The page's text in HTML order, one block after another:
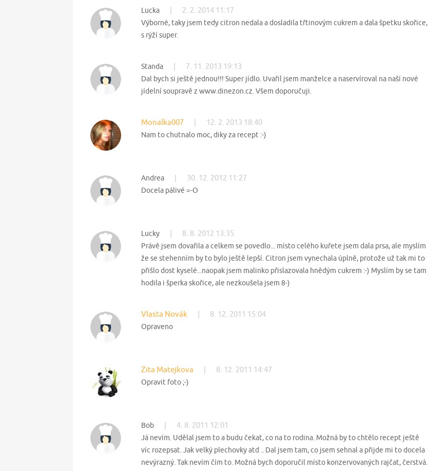
Lucka 2. 2. 2014 11:17
Výborné, taky jsem tedy citron nedala a dosladila třtinovým cukrem a dala špetku skořice,
s rýží super.
Standa 7. 11. 2013 19:13
Dal bych si ještě jednou!!! Super jídlo. Uvařil jsem manželce a naservíroval na naší nové
jídelní soupravě z www.dinezon.cz. Všem doporučuji.
Monalka007 12. 2. 2013 18:40
Nam to chutnalo moc, diky za recept :-)
Andrea 30. 12. 2012 11:27
Docela pálivé =-O
Lucky 8. 8. 2012 13:35
Právě jsem dovařila a celkem se povedlo... místo celého kuřete jsem dala prsa, ale myslím
že se stehenním by to bylo ještě lepší. Citron jsem vynechala úplně, protože už tak mi to
přišlo dost kyselé...naopak jsem malinko přislazovala hnědým cukrem :-) Myslím by se tam
hodila i šperka skořice, ale nezkoušela jsem 8-)
Vlasta Novák 8. 12. 2011 15:04
Opraveno
Zita Matejkova 8. 12. 2011 14:47
Opravit foto ;-)
Bob 4. 8. 2011 12:01
Já nevím. Udělal jsem to a budu čekat, co na to rodina. Možná by to chtělo recept ještě
víc rozepsat. Jak velký plechovky atd .. Dal jsem tam, co jsem sehnal a přijde mi to docela
nevýrazný. Tak nevím čím to. Možná bych doporučil místo konzervovaných rajčat, čerstvá.